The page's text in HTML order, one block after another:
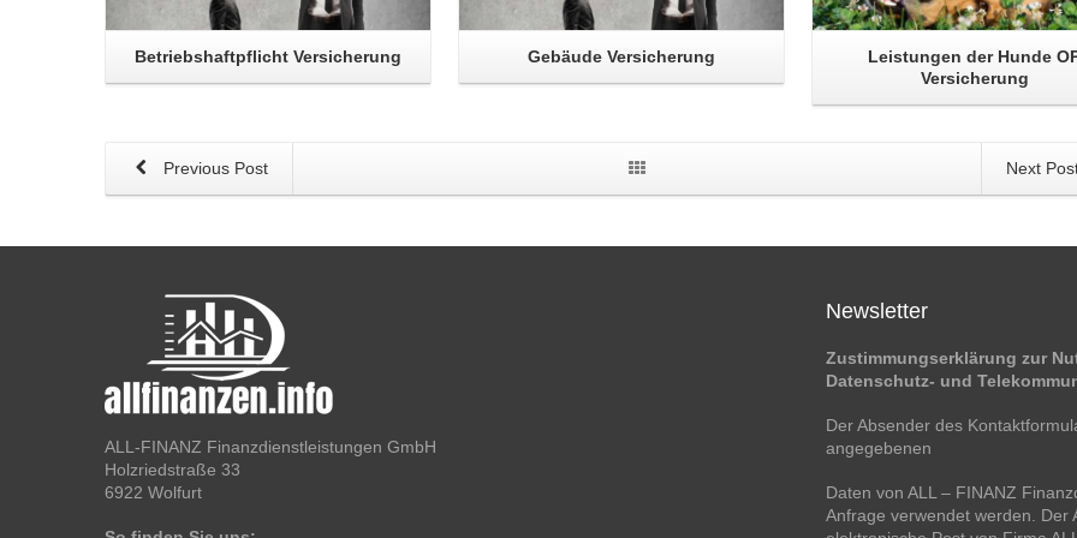
Betriebshaftpflicht Versicherung Gebäude Versicherung
Leistungen der Hunde
Versicherung
Next
Previous Post
ALL-FINANZ Finanzdienstleistungen GmbH
Holzriedstraße 33
6922 Wolfurt
Newsletter
Zustimmungserklärung zur
Datenschutz- und
Der Absender des
angegebenen
Daten von ALL – FINANZ
Anfrage verwendet werden. Der